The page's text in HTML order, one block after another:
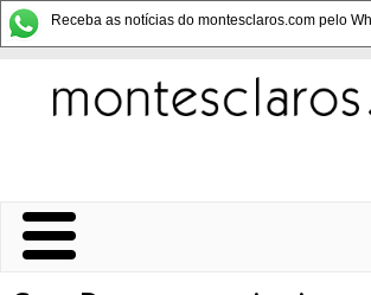
Receba as notícias do montesclaros.com pelo